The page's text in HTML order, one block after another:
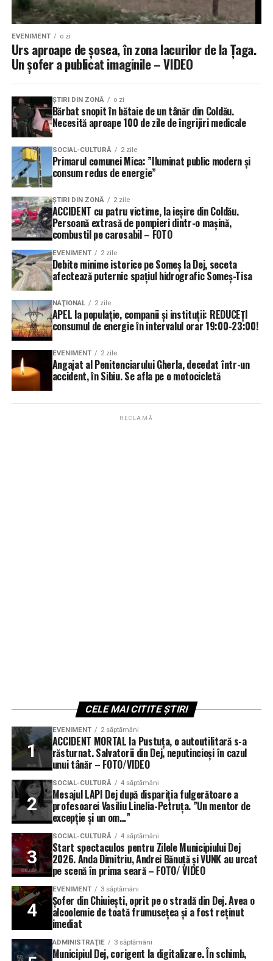
EVENIMENT o zi
Urs aproape de șosea, în zona lacurilor de la Țaga.
Un șofer a publicat imaginile – VIDEO
ŞTIRI DIN ZONĂ o zi
Bărbat snopit în bătaie de un tânăr din Coldău.
Necesită aproape 100 de zile de îngrijiri medicale
SOCIAL-CULTURĂ 2 zile
Primarul comunei Mica: ”Iluminat public modern și
consum redus de energie”
ŞTIRI DIN ZONĂ 2 zile
ACCIDENT cu patru victime, la ieșire din Coldău.
Persoană extrasă de pompieri dintr-o mașină,
combustil pe carosabil – FOTO
EVENIMENT 2 zile
Debite minime istorice pe Someș la Dej, seceta
afectează puternic spațiul hidrografic Someș-Tisa
NAŢIONAL 2 zile
APEL la populație, companii și instituții: REDUCEȚI
consumul de energie în intervalul orar 19:00-23:00!
EVENIMENT 2 zile
Angajat al Penitenciarului Gherla, decedat într-un
accident, în Sibiu. Se afla pe o motocicletă
RECLAMĂ
CELE MAI CITITE ȘTIRI
EVENIMENT 2 săptămâni
ACCIDENT MORTAL la Pustuța, o autoutilitară s-a
răsturnat. Salvatorii din Dej, neputincioși în cazul
unui tânăr – FOTO/VIDEO
SOCIAL-CULTURĂ 4 săptămâni
Mesajul LAPI Dej după dispariția fulgerătoare a
profesoarei Vasiliu Linelia-Petruța. ”Un mentor de
excepție și un om…”
SOCIAL-CULTURĂ 4 săptămâni
Start spectaculos pentru Zilele Municipiului Dej
2026. Anda Dimitriu, Andrei Bănuță și VUNK au urcat
pe scenă în prima seară – FOTO/ VIDEO
EVENIMENT 3 săptămâni
Șofer din Chiuiești, oprit pe o stradă din Dej. Avea o
alcoolemie de toată frumusețea și a fost reținut
imediat
ADMINISTRAŢIE 3 săptămâni
Municipiul Dej, corigent la digitalizare. În schimb,